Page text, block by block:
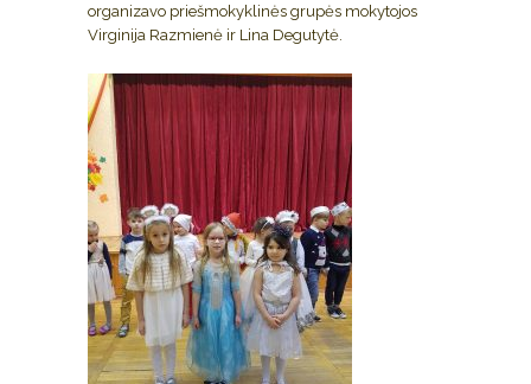
organizavo priešmokyklinės grupės mokytojos
Virginija Razmienė ir Lina Degutytė.